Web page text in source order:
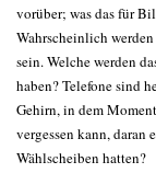
vorüber; was das für
Wahrscheinlich
sein. Welche werden
haben? Telefone sind
Gehirn, in dem
vergessen kann, daran
Wählscheiben hatten?